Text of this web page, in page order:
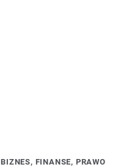
BIZNES, FINANSE, PRAWO